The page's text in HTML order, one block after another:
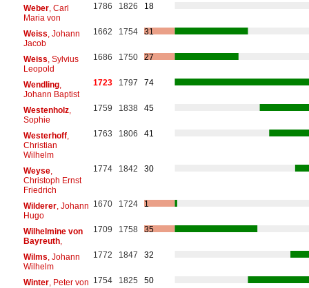
Weber, Carl
Maria von
1786 1826 18
Weiss , Johann
Jacob
1662 1754 31
Weiss , Sylvius
Leopold
1686 1750 27
Wendling,
Johann Baptist
1723 1797 74
Westenholz,
Sophie
1759 1838 45
Westerhoff,
Christian
Wilhelm
1763 1806 41
Weyse,
Christoph Ernst
Friedrich
1774 1842 30
Wilderer, Johann
Hugo
1670 1724 1
Wilhelmine von
Bayreuth,
1709 1758 35
Wilms , Johann
Wilhelm
1772 1847 32
Winter, Peter von 1754 1825
50